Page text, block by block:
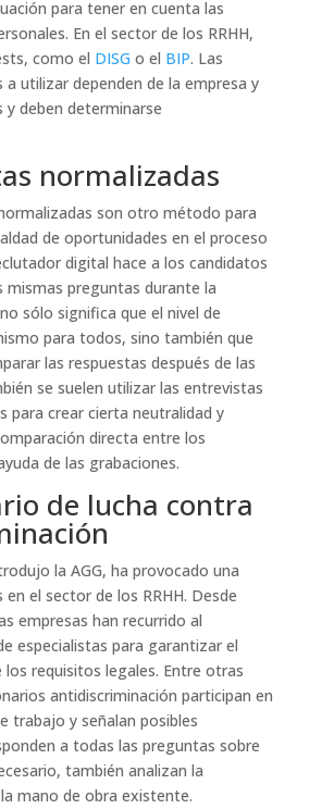
para tener en cuenta las
En el sector de los RRHH,
como el DISG o el BIP. Las
a utilizar dependen de la empresa y
y deben determinarse
normalizadas
son otro método para
de oportunidades en el proceso
digital hace a los candidatos
mismas preguntas durante la
sólo significa que el nivel de
para todos, sino también que
las respuestas después de las
se suelen utilizar las entrevistas
para crear cierta neutralidad y
directa entre los
de las grabaciones.
de lucha contra
la AGG, ha provocado una
el sector de los RRHH. Desde
empresas han recurrido al
especialistas para garantizar el
requisitos legales. Entre otras
antidiscriminación participan en
trabajo y señalan posibles
a todas las preguntas sobre
también analizan la
mano de obra existente.